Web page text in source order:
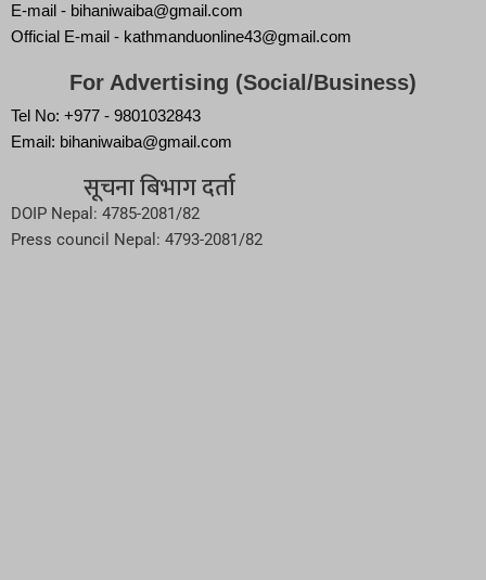
E-mail - bihaniwaiba@gmail.com
Official E-mail - kathmanduonline43@gmail.com
For Advertising (Social/Business)
Tel No: +977 - 9801032843
Email: bihaniwaiba@gmail.com
सूचना बिभाग दर्ता
DOIP Nepal: 4785-2081/82
Press council Nepal: 4793-2081/82